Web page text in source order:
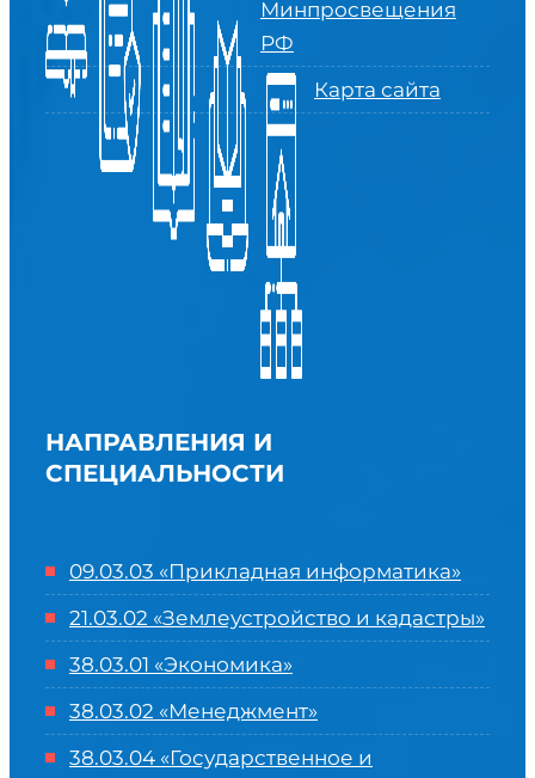
Минпросвещения
РФ
Карта сайта
НАПРАВЛЕНИЯ И
СПЕЦИАЛЬНОСТИ
09.03.03 «Прикладная информатика»
21.03.02 «Землеустройство и кадастры»
38.03.01 «Экономика»
38.03.02 «Менеджмент»
38.03.04 «Государственное и